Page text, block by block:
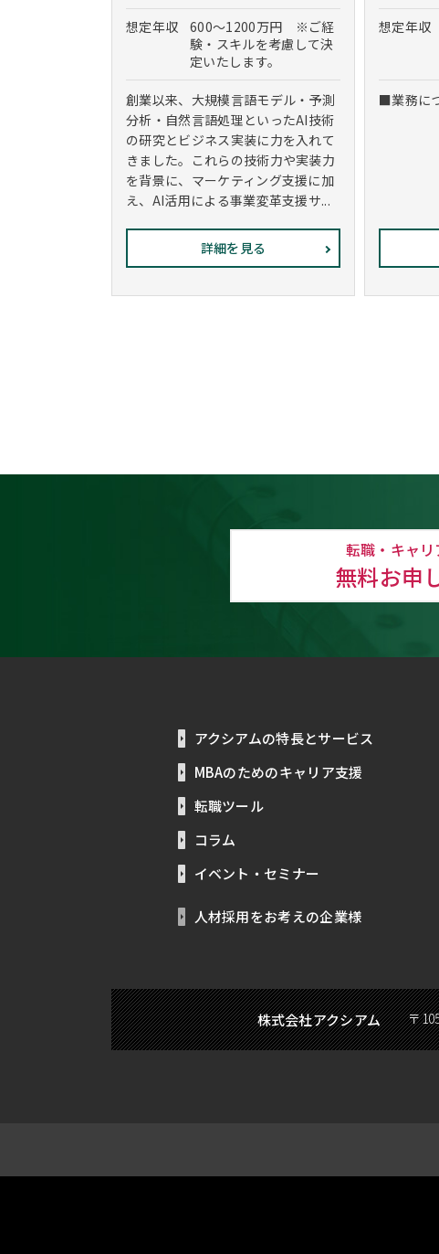
想定年収
600～1200万円 ※ご経
験・スキルを考慮して決
定いたします。
創業以来、大規模言語モデル・予測
分析・自然言語処理といったAI技術
の研究とビジネス実装に力を入れて
きました。これらの技術力や実装力
を背景に、マーケティング支援に加
え、AI活用による事業変革支援サ...
詳細を見る
想定年収
■業務に
転職・キャ
無料お申
アクシアムの特長とサービス
MBAのためのキャリア支援
転職ツール
コラム
イベント・セミナー
人材採用をお考えの企業様
株式会社アクシアム 〒